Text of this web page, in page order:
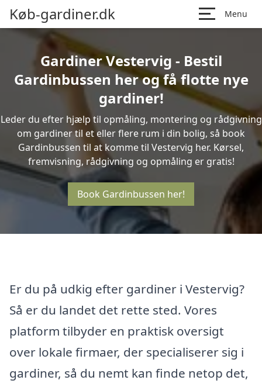
Køb-gardiner.dk Menu
Gardiner Vestervig - Bestil
Gardinbussen her og få flotte nye
gardiner!
Leder du efter hjælp til opmåling, montering og rådgivning
om gardiner til et eller flere rum i din bolig, så book
Gardinbussen til at komme til Vestervig her. Kørsel,
fremvisning, rådgivning og opmåling er gratis!
Book Gardinbussen her!
Er du på udkig efter gardiner i Vestervig?
Så er du landet det rette sted. Vores
platform tilbyder en praktisk oversigt
over lokale firmaer, der specialiserer sig i
gardiner, så du nemt kan finde netop det,